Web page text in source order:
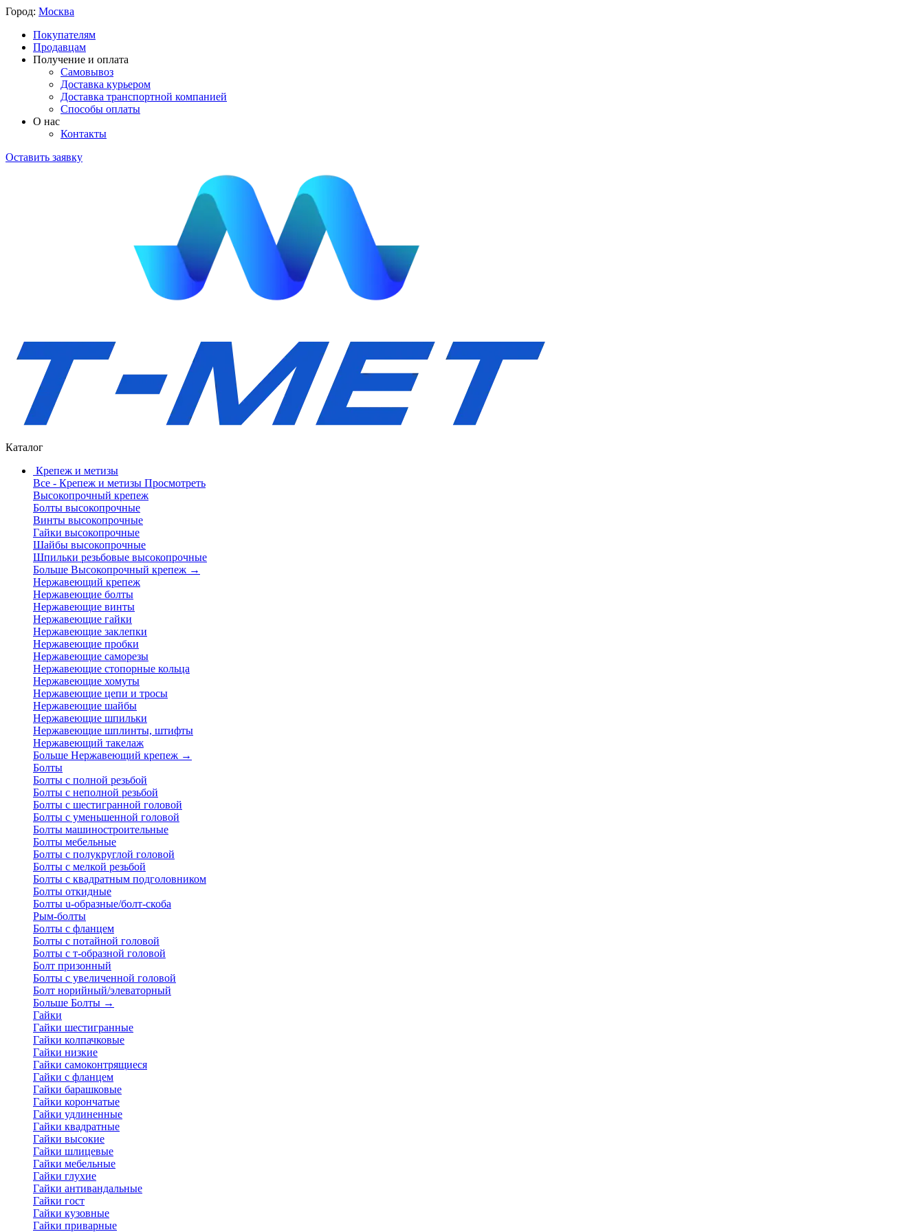
Город: Москва
Покупателям
Продавцам
Получение и оплата
Самовывоз
Доставка курьером
Доставка транспортной компанией
Способы оплаты
О нас
Контакты
Оставить заявку
Каталог
Крепеж и метизы
Все - Крепеж и метизы Просмотреть
Высокопрочный крепеж
Болты высокопрочные
Винты высокопрочные
Гайки высокопрочные
Шайбы высокопрочные
Шпильки резьбовые высокопрочные
Больше Высокопрочный крепеж →
Нержавеющий крепеж
Нержавеющие болты
Нержавеющие винты
Нержавеющие гайки
Нержавеющие заклепки
Нержавеющие пробки
Нержавеющие саморезы
Нержавеющие стопорные кольца
Нержавеющие хомуты
Нержавеющие цепи и тросы
Нержавеющие шайбы
Нержавеющие шпильки
Нержавеющие шплинты, штифты
Нержавеющий такелаж
Больше Нержавеющий крепеж →
Болты
Болты с полной резьбой
Болты с неполной резьбой
Болты с шестигранной головой
Болты с уменьшенной головой
Болты машиностроительные
Болты мебельные
Болты с полукруглой головой
Болты с мелкой резьбой
Болты с квадратным подголовником
Болты откидные
Болты u-образные/болт-скоба
Рым-болты
Болты с фланцем
Болты с потайной головой
Болты с т-образной головой
Болт призонный
Болты с увеличенной головой
Болт норийный/элеваторный
Больше Болты →
Гайки
Гайки шестигранные
Гайки колпачковые
Гайки низкие
Гайки самоконтрящиеся
Гайки с фланцем
Гайки барашковые
Гайки корончатые
Гайки удлиненные
Гайки квадратные
Гайки высокие
Гайки шлицевые
Гайки мебельные
Гайки глухие
Гайки антивандальные
Гайки гост
Гайки кузовные
Гайки приварные